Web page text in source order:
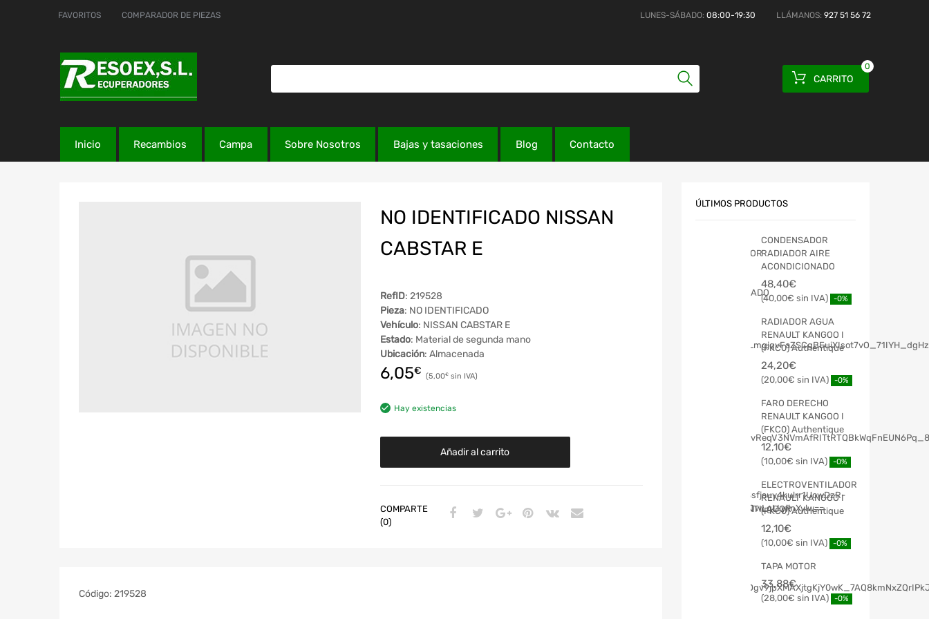
FAVORITOS COMPARADOR DE PIEZAS LUNES-SÁBADO: 08:00-19:30 LLÁMANOS: 927 51 56 72
CARRITO
0
Inicio Recambios Campa Sobre Nosotros Bajas y tasaciones Blog Contacto
NO IDENTIFICADO NISSAN
CABSTAR E
RefID: 219528
Pieza: NO IDENTIFICADO
Vehículo: NISSAN CABSTAR E
Estado: Material de segunda mano
Ubicación: Almacenada
6,05€ 5,00€
Hay existencias
Añadir al carrito
COMPARTE
(0)
Código: 219528
ÚLTIMOS PRODUCTOS
CONDENSADOR
RADIADOR AIRE
ACONDICIONADO
48,40€
40,00€ -0%
RADIADOR AGUA
RENAULT KANGOO I
(FKC0) Authentique
24,20€
20,00€ -0%
FARO DERECHO
RENAULT KANGOO I
(FKC0) Authentique
12,10€
10,00€ -0%
ELECTROVENTILADOR
RENAULT KANGOO I
(FKC0) Authentique
12,10€
10,00€ -0%
TAPA MOTOR
33,88€
28,00€ -0%